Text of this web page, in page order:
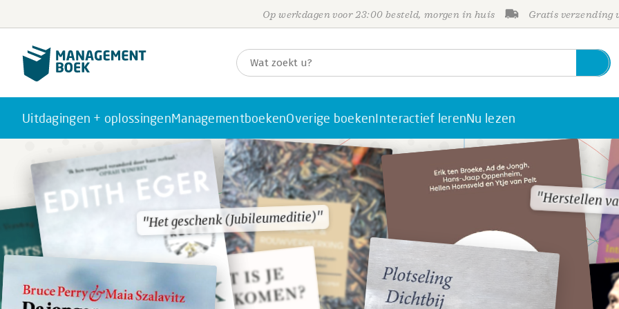
Op werkdagen voor 23:00 besteld, morgen in huis Gratis verzending
Uitdagingen + oplossingenManagementboekenOverige boekenInteractief lerenNu lezen
"Het geschenk (Jubileumeditie)"
"Herstellen
"Het geschenk (Jubileumeditie)"
"Herstellen